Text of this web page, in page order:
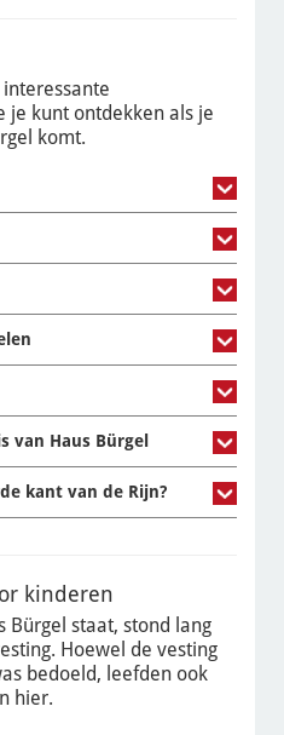
je kunt ontdekken als je
komt.
van Haus Bürgel
kant van de Rijn?
kinderen
Bürgel staat, stond lang
Hoewel de vesting
bedoeld, leefden ook
hier.